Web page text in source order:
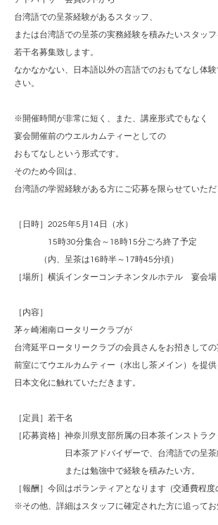
台湾語での呈茶経験があるスタッフ、
または台湾語での呈茶の実務経験を積みたいスタッフ
若干名募集致します。
なかなかない、日本語以外の言語でのおもてなし体
さい。
※開催時間が非常に短く、また、講座形式でもなく
宴会開催前のウエルカムティーとしての
おもてなしという形式です。
そのため今回は、
台湾語の学習経験がある方にご応募を限らせていた
［日時］2025年5月14日（水）
15時30分集合～18時15分ごろ終了予定
（内、呈茶は16時半～17時45分頃）
［場所］横浜インターコンチネンタルホテル 宴
［内容］
茅ヶ崎湘南ロータリークラブが
台湾延平ロータリークラブの会員さんをお招きしての
前室にてウエルカムティー（水出し茶メイン）を提供
日本文化に触れていただきます。
［定員］若干名
［応募資格］神奈川県支部所属の日本茶インストラク
日本茶アドバイザーで、台湾語での呈茶経
または勉強中で経験を積みたい方。
［報酬］今回はボランティアとなります (交通費程度
※その他、詳細はスタッフに確定された方に追ってお